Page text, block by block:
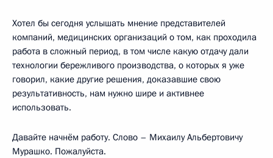
Хотел бы сегодня услышать мнение представителей
компаний, медицинских организаций о том, как проходила
работа в сложный период, в том числе какую отдачу дали
технологии бережливого производства, о которых я уже
говорил, какие другие решения, доказавшие свою
результативность, нам нужно шире и активнее
использовать.
Давайте начнём работу. Слово – Михаилу Альбертовичу
Мурашко. Пожалуйста.